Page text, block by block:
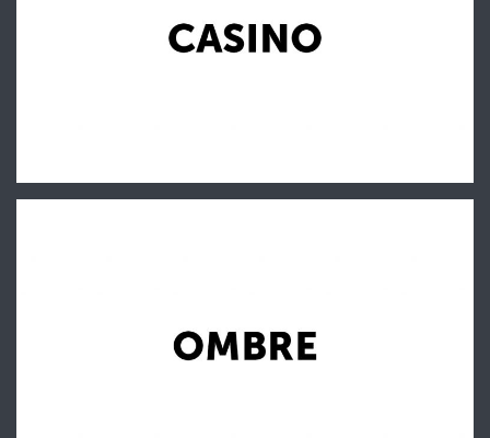
Casino
D.O. Nouvelles
Ombre
D.O. Nouvelles